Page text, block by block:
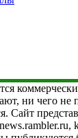
ни чего не
Сайт